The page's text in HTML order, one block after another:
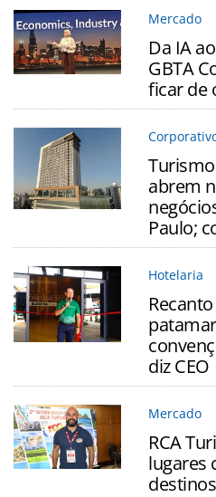
Mercado
Da IA
GBTA
ficar de
abrem
Paulo;
Hotelaria
diz CEO
Mercado
RCA
lugares